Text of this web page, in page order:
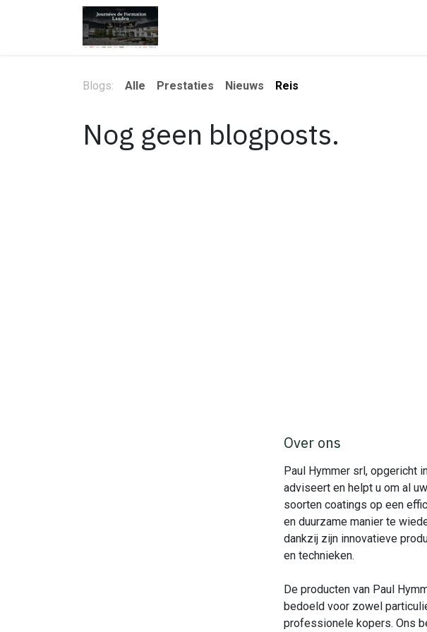
Overslaan naar inhoud
Blogs: Alle Prestaties Nieuws Reis
Nog geen blogposts.
Over ons
Paul Hymmer srl, opgericht
adviseert en helpt u om al uw
soorten coatings op een
en duurzame manier te
dankzij zijn innovatieve
en technieken.
De producten van Paul
bedoeld voor zowel
professionele kopers. Ons